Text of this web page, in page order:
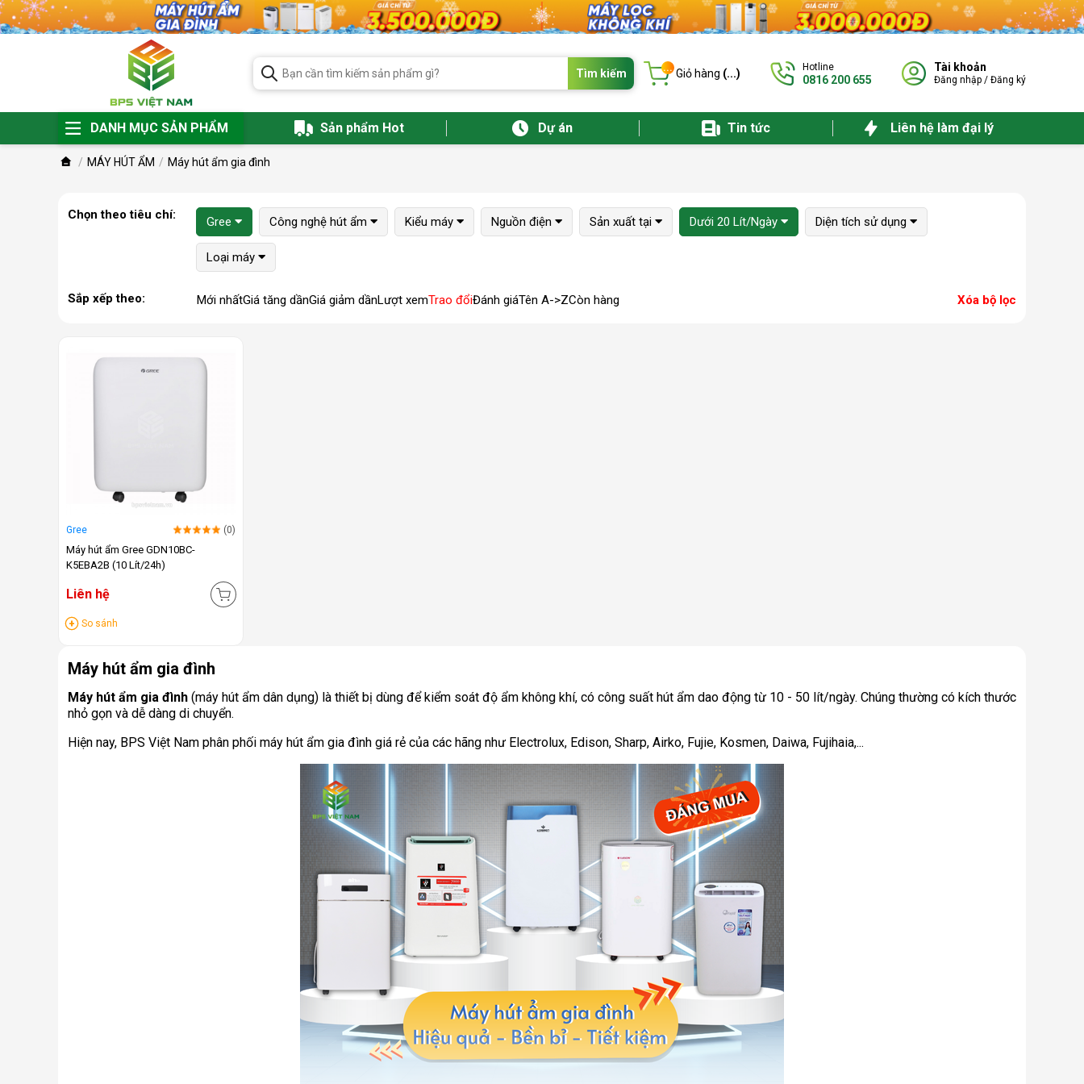
Tìm kiếm ... Giỏ hàng (...) Hotline
0816 200 655
Tài khoản
Đăng nhập / Đăng ký
DANH MỤC SẢN PHẨM Sản phẩm Hot Dự án Tin tức Liên hệ làm đại lý
MÁY HÚT ẨM Máy hút ẩm gia đình
Chọn theo tiêu chí: Gree Công nghệ hút ẩm Kiểu máy Nguồn điện Sản xuất tại Dưới 20 Lít/Ngày Diện tích sử dụng
Loại máy
Sắp xếp theo: Mới nhấtGiá tăng dầnGiá giảm dầnLượt xemTrao đổiĐánh giáTên A->ZCòn hàng Xóa bộ lọc
Gree (0)
Máy hút ẩm Gree GDN10BC-
K5EBA2B (10 Lít/24h)
Liên hệ
So sánh
Máy hút ẩm gia đình
Máy hút ẩm gia đình (máy hút ẩm dân dụng) là thiết bị dùng để kiểm soát độ ẩm không khí, có công suất hút ẩm dao động từ 10 - 50 lít/ngày. Chúng thường có kích thước
nhỏ gọn và dễ dàng di chuyển.
Hiện nay, BPS Việt Nam phân phối máy hút ẩm gia đình giá rẻ của các hãng như Electrolux, Edison, Sharp, Airko, Fujie, Kosmen, Daiwa, Fujihaia,...